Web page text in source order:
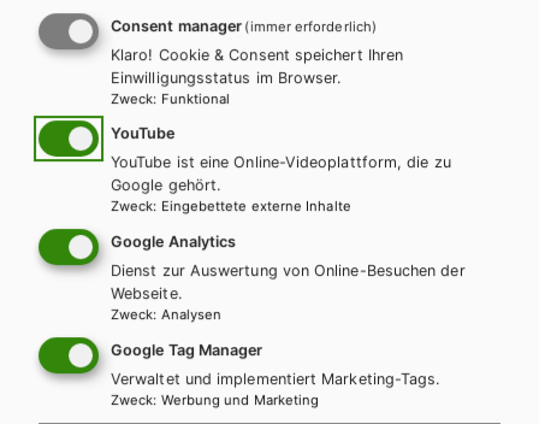
ZUM ONLINE ZUSATZMATERIAL
Weitere Bände dieser
Schulbuchreihe
Consent manager (immer erforderlich)
Klaro! Cookie & Consent speichert Ihren
Einwilligungsstatus im Browser.
Zweck: Funktional
YouTube
YouTube ist eine Online-Videoplattform, die zu
Google gehört.
Zweck: Eingebettete externe Inhalte
Google Analytics
Dienst zur Auswertung von Online-Besuchen der
Webseite.
Zweck: Analysen
Google Tag Manager
Verwaltet und implementiert Marketing-Tags.
Zweck: Werbung und Marketing